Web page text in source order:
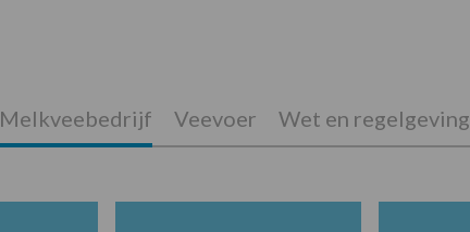
Melkveebedrijf Veevoer Wet en regelgeving